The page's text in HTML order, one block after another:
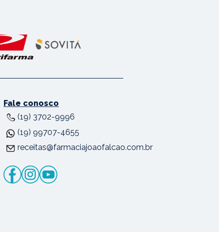
Fale conosco
(19) 3702-9996
(19) 99707-4655
receitas@farmaciajoaofalcao.com.br